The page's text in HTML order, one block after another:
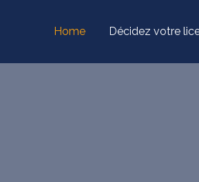
Home Décidez votre